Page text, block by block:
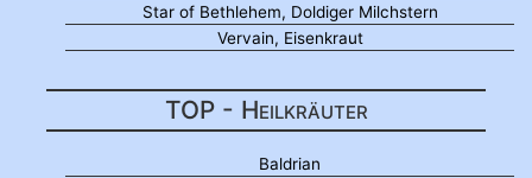
Star of Bethlehem, Doldiger Milchstern
Vervain, Eisenkraut
TOP - Heilkräuter
Baldrian